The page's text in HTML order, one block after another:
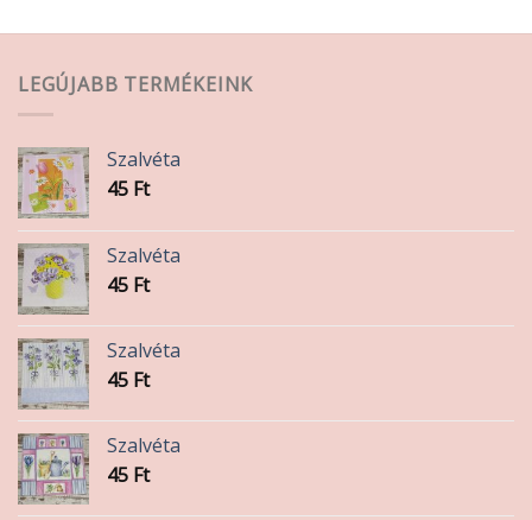
változatok
a
ki
LEGÚJABB TERMÉKEINK
Szalvéta
45 Ft
Szalvéta
45 Ft
Szalvéta
45 Ft
Szalvéta
45 Ft